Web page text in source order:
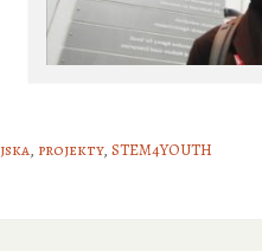
, projekty, STEM4YOUTH